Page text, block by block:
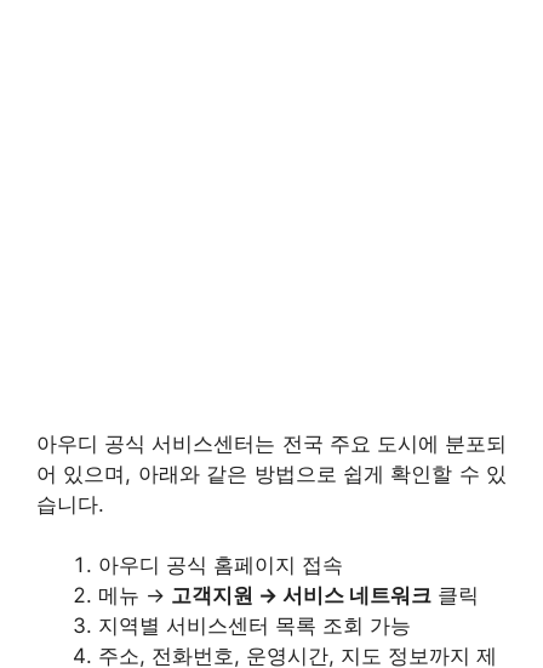
아우디 공식 서비스센터는 전국 주요 도시에 분포되
어 있으며, 아래와 같은 방법으로 쉽게 확인할 수 있
습니다.
아우디 공식 홈페이지 접속
메뉴 → 고객지원 → 서비스 네트워크 클릭
지역별 서비스센터 목록 조회 가능
주소, 전화번호, 운영시간, 지도 정보까지 제